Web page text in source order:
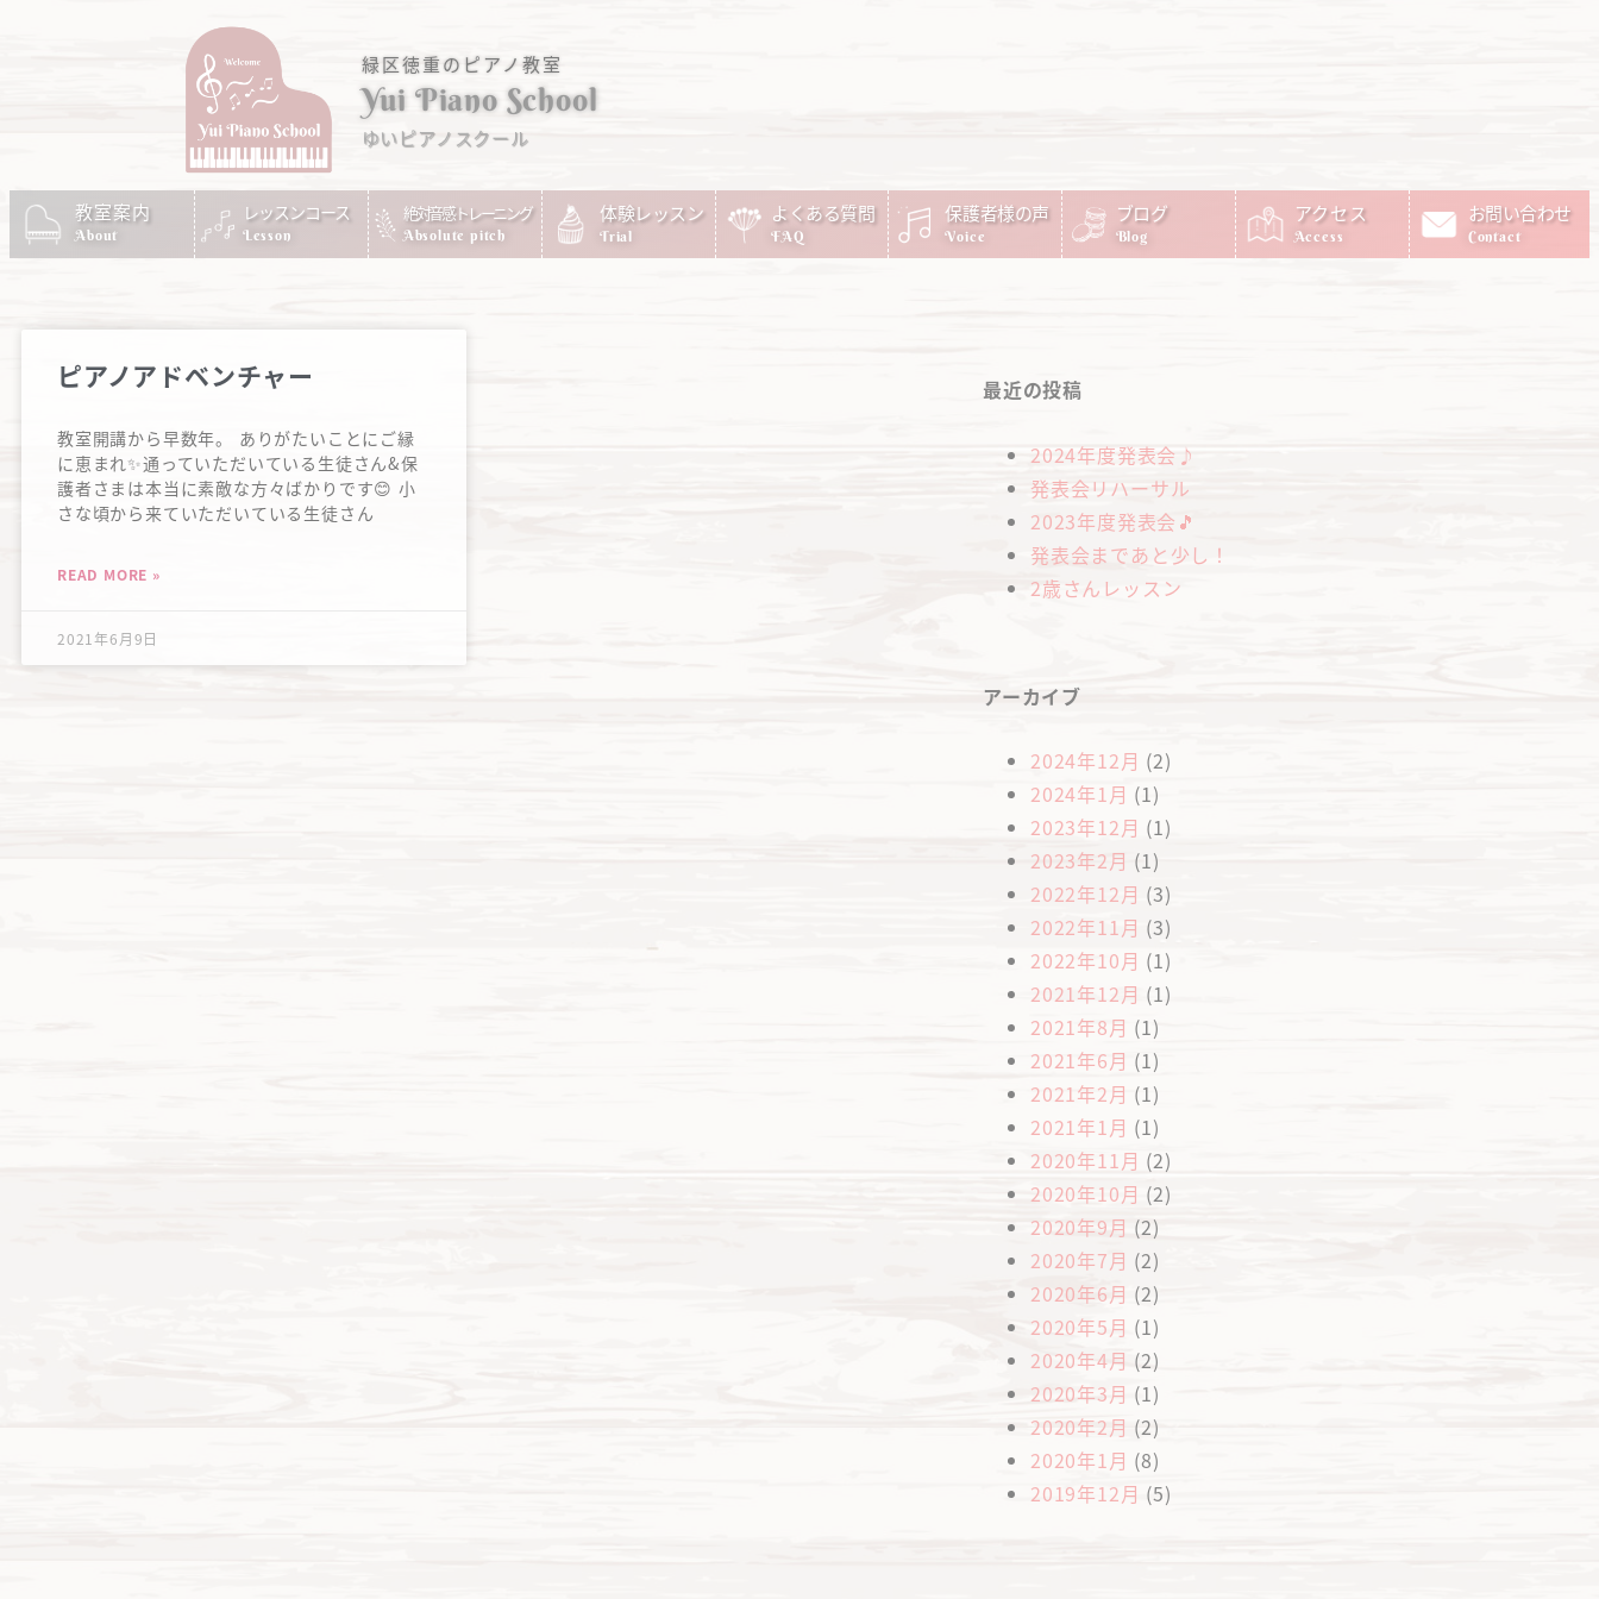
緑区徳重のピアノ教室
Yui Piano School
ゆいピアノスクール
教室案内
About
レッスンコース
Lesson
絶対音感トレーニング
Absolute pitch
体験レッスン
Trial
よくある質問
FAQ
保護者様の声
Voice
ブログ
Blog
アクセス
Access
お問い合わせ
Contact
ピアノアドベンチャー
教室開講から早数年。 ありがたいことにご縁
に恵まれ✨通っていただいている生徒さん&保
護者さまは本当に素敵な方々ばかりです😊 小
さな頃から来ていただいている生徒さん
READ MORE »
2021年6月9日
最近の投稿
2024年度発表会♪
発表会リハーサル
2023年度発表会🎵
発表会まであと少し！
2歳さんレッスン
アーカイブ
2024年12月 (2)
2024年1月 (1)
2023年12月 (1)
2023年2月 (1)
2022年12月 (3)
2022年11月 (3)
2022年10月 (1)
2021年12月 (1)
2021年8月 (1)
2021年6月 (1)
2021年2月 (1)
2021年1月 (1)
2020年11月 (2)
2020年10月 (2)
2020年9月 (2)
2020年7月 (2)
2020年6月 (2)
2020年5月 (1)
2020年4月 (2)
2020年3月 (1)
2020年2月 (2)
2020年1月 (8)
2019年12月 (5)